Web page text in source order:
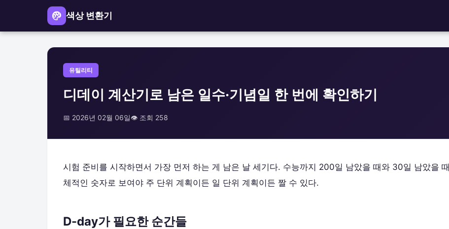
색상 변환기
유틸리티
디데이 계산기로 남은 일수·기념일 한 번에 확인하기
📅 2026년 02월 06일👁️ 조회 258
시험 준비를 시작하면서 가장 먼저 하는 게 남은 날 세기다. 수능까지 200일 남았을 때와 30일 남았을
체적인 숫자로 보여야 주 단위 계획이든 일 단위 계획이든 짤 수 있다.
D-day가 필요한 순간들